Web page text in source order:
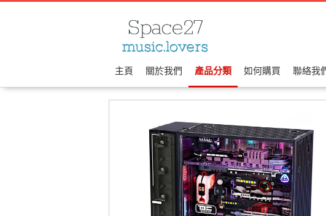
主頁 關於我們 產品分類 如何購買 聯絡我